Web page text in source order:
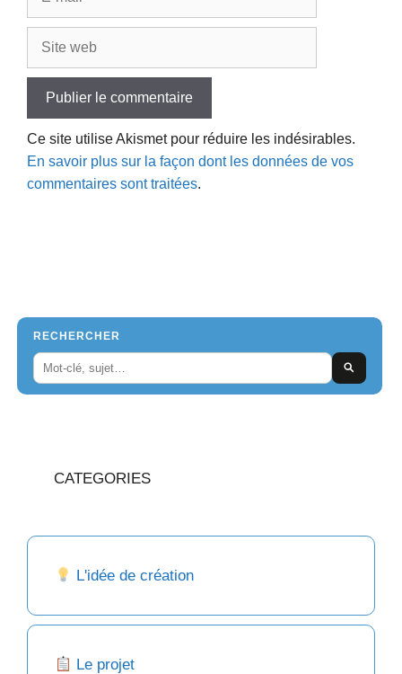
Ce site utilise Akismet pour réduire les indésirables.
En savoir plus sur la façon dont les données de vos
commentaires sont traitées.
RECHERCHER
CATEGORIES
L'idée de création
Le projet